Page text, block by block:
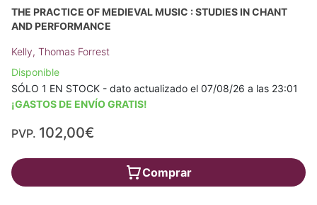
THE PRACTICE OF MEDIEVAL MUSIC : STUDIES IN CHANT
AND PERFORMANCE
Kelly, Thomas Forrest
Disponible
SÓLO 1 EN STOCK - dato actualizado el 07/08/26 a las 23:01
¡GASTOS DE ENVÍO GRATIS!
PVP. 102,00€
Comprar